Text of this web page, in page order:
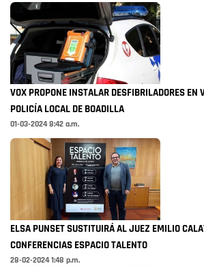
VOX PROPONE INSTALAR DESFIBRILADORES EN
POLICÍA LOCAL DE BOADILLA
01-03-2024 8:42 a.m.
ELSA PUNSET SUSTITUIRÁ AL JUEZ EMILIO
CONFERENCIAS ESPACIO TALENTO
28-02-2024 1:48 p.m.